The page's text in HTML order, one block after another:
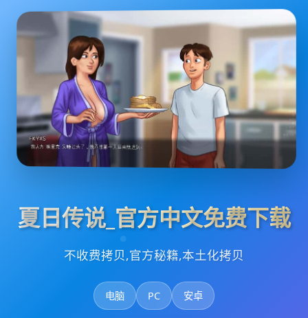
夏日传说_官方中文免费下载
不收费拷贝,官方秘籍,本土化拷贝
电脑 PC 安卓